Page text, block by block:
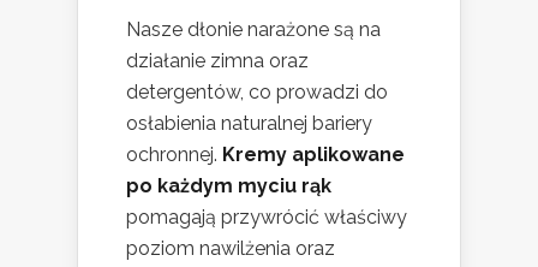
Nasze dłonie narażone są na
działanie zimna oraz
detergentów, co prowadzi do
osłabienia naturalnej bariery
ochronnej. Kremy aplikowane
po każdym myciu rąk
pomagają przywrócić właściwy
poziom nawilżenia oraz